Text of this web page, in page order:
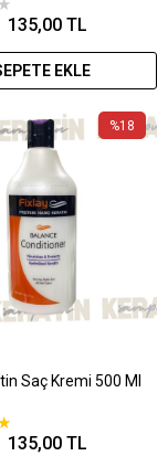
★
135,00 TL
EKLE
%18
Saç Kremi 500 Ml
135,00 TL